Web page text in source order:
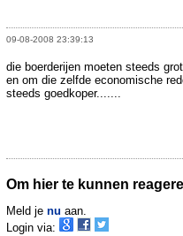
09-08-2008 23:39:13
die boerderijen moeten steeds
en om die zelfde economische
steeds goedkoper.......
Om hier te kunnen
Meld je nu aan.
Login via: